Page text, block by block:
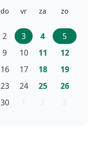
do vr za zo
2 3 4 5
9 10 11 12
16 17 18 19
23 24 25 26
30